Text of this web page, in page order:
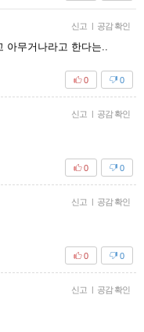
신고 | 공감 확인
아무거나라고 한다는..
0
0
신고 | 공감 확인
0
0
신고 | 공감 확인
0
0
신고 | 공감 확인